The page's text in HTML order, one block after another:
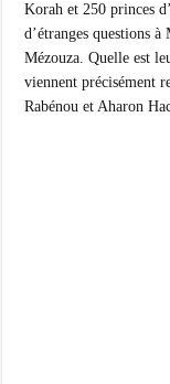
Korah et 250 princes
d’étranges questions
Mézouza. Quelle est
viennent précisément
Rabénou et Aharon